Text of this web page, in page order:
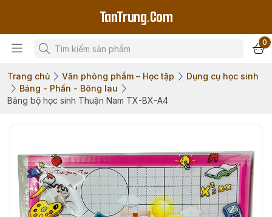
TanTrung.Com
0
Trang chủ Văn phòng phẩm – Học tập
Dụng cụ học sinh
Bảng - Phấn - Bông lau
Bảng bộ học sinh Thuận Nam TX-BX-A4